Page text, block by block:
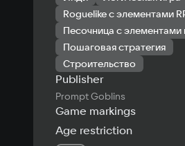
Roguelike с элементами
Песочница с
Пошаговая стратегия
Строительство
Publisher
Prompt Goblins
Game markings
Age restriction